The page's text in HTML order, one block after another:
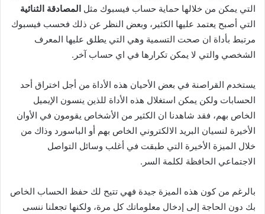
التي يمكن من خلالها حماية حساب فيسبوك مثل المصادقة الثنائية
التي أصبح يعتمد عليها الكثير، وبعض النظر عن ذلك فحسب فيسبوك
مرتبط بأداة ان صحت التسمية وهي التي يطلق عليها المعرف
الشخصي والتي لا يمكن تكرارها في اي حساب آخر.
يستخدم القراصنة في بعض الأحيان هذه الأداة من أجل اختراق أحد
الحسابات ولكن يمكن استغلال هذه الأداة للذين ينسون الإيميل
الخاص بهم، فقد شاهدنا ان الكثير من الأشخاص يقومون في الأوان
الأخيرة لنسيان البريد الالكتروني الخاص بهم أو الباسورد وذاك من
خلال الميزة الأخيرة التي طبقت في أغلب وسائل التواصل
الاجتماعي الحافظة لكلمة السر.
بالرغم من كون هذه الميزة جيدة فهي تتيح لك حفظ الحساب الخاص
بك دون الحاجة إلى إدخال معلوماتك كل مرة، ولكنها تجعلنا ننسى